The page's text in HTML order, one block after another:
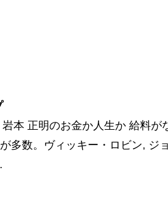
本 正明のお金か人生か 給料が
多数。ヴィッキー・ロビン, ジ